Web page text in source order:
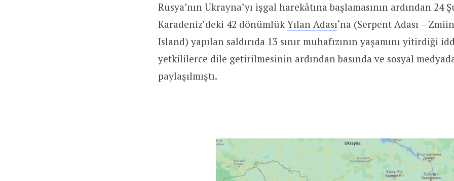
Rusya’nın Ukrayna’yı işgal harekâtına başlamasının ardından 24
Karadeniz’deki 42 dönümlükYılan Adası‘na (Serpent Adası –
Island) yapılan saldırıda 13 sınır muhafızının yaşamını yitirdiği
yetkililerce dile getirilmesinin ardından basında ve sosyal
paylaşılmıştı.